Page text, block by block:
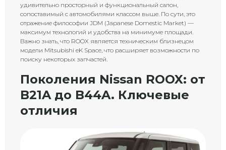
удивительно просторный и функциональный салон,
сопоставимый с автомобилями классом выше. По сути, это
отражение философии JDM (Japanese Domestic Market) —
максимум технологий и удобства на минимуме площади.
Важно знать, что ROOX является техническим близнецом
модели Mitsubishi eK Space, что расширяет возможности по
поиску некоторых запчастей.
Поколения Nissan ROOX: от
B21A до B44A. Ключевые
отличия